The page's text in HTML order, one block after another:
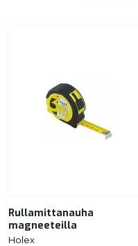
Rullamittanauha
magneeteilla
Holex